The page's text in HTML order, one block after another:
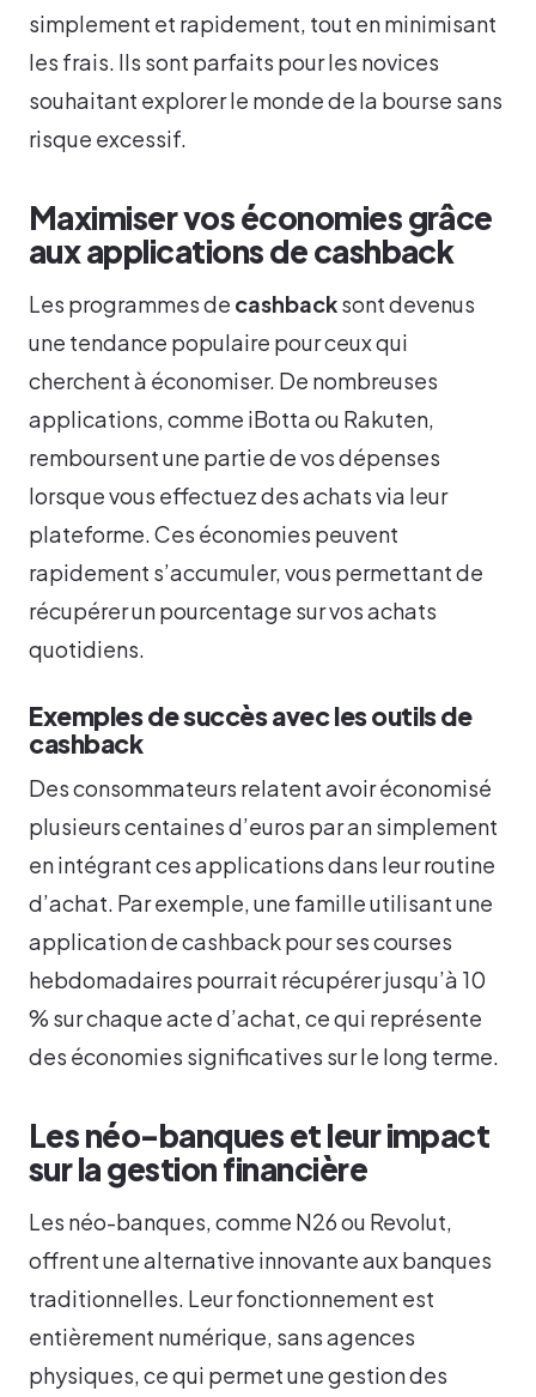
simplement et rapidement, tout en minimisant
les frais. Ils sont parfaits pour les novices
souhaitant explorer le monde de la bourse sans
risque excessif.
Maximiser vos économies grâce
aux applications de cashback
Les programmes de cashbacksont devenus
une tendance populaire pour ceux qui
cherchent à économiser. De nombreuses
applications, comme iBotta ou Rakuten,
remboursent une partie de vos dépenses
lorsque vous effectuez des achats via leur
plateforme. Ces économies peuvent
rapidement s’accumuler, vous permettant de
récupérer un pourcentage sur vos achats
quotidiens.
Exemples de succès avec les outils de
cashback
Des consommateurs relatent avoir économisé
plusieurs centaines d’euros par an simplement
en intégrant ces applications dans leur routine
d’achat. Par exemple, une famille utilisant une
application de cashback pour ses courses
hebdomadaires pourrait récupérer jusqu’à 10
% sur chaque acte d’achat, ce qui représente
des économies significatives sur le long terme.
Les néo-banques et leur impact
sur la gestion financière
Les néo-banques, comme N26 ou Revolut,
offrent une alternative innovante aux banques
traditionnelles. Leur fonctionnement est
entièrement numérique, sans agences
physiques, ce qui permet une gestion des